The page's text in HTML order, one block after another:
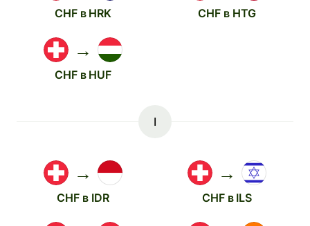
CHF в HRK CHF в HTG
→
CHF в HUF
I
→
CHF в IDR
→
CHF в ILS